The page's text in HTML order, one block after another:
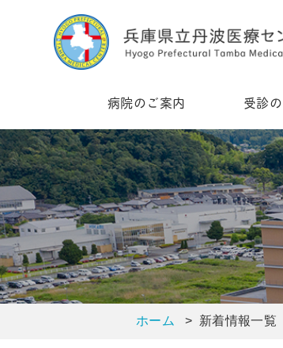
病院のご案内 受診
ホーム > 新着情報一覧